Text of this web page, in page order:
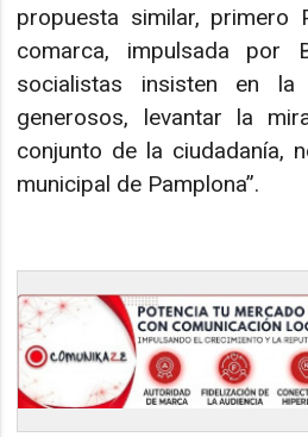
propuesta similar, primero
comarca, impulsada por
socialistas insisten en la
generosos, levantar la
conjunto de la ciudadanía,
municipal de Pamplona”.